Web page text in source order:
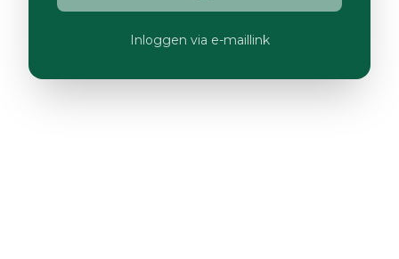
Inloggen via e-maillink